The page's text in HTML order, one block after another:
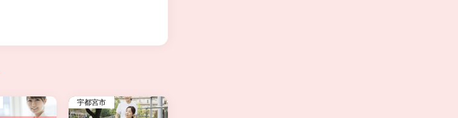
宇都宮市